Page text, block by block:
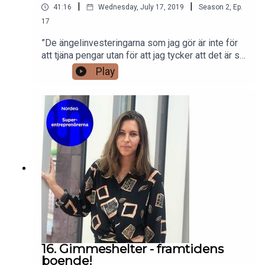
41:16 Wednesday, July 17, 2019 Season 2, Ep.
17
”De ängelinvesteringarna som jag gör är inte för
att tjäna pengar utan för att jag tycker att det är så
fantastiskt roligt att jobba tillsammans med de
bolagen.”Louise Samet har en gedigen bakgrund
och erfarenhet från startup scenen i
stockholm.Varit försäljningschef på Klarna,
ansvarat för investeringsverksamheten på
Norrsken, gjort egna investeringar i startups och
nu partner i Londonbaserade Blossom
Capital.Louise utmaning till oss alla är att våga
mer, våga stå upp för sina handlingar och backa
varandra!
Play
16. Gimmeshelter - framtidens
boende!